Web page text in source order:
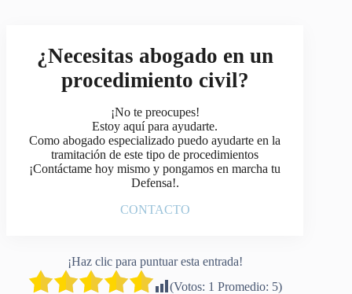
¿Necesitas abogado en un
procedimiento civil?
¡No te preocupes!
Estoy aquí para ayudarte.
Como abogado especializado puedo ayudarte en la
tramitación de este tipo de procedimientos
¡Contáctame hoy mismo y pongamos en marcha tu
Defensa!.
CONTACTO
¡Haz clic para puntuar esta entrada!
(Votos: 1 Promedio: 5)